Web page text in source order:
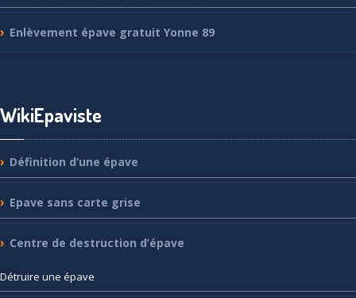
Enlèvement épave gratuit Yonne 89
WikiEpaviste
Définition d’une épave
Epave sans carte grise
Centre de destruction d’épave
Détruire une épave